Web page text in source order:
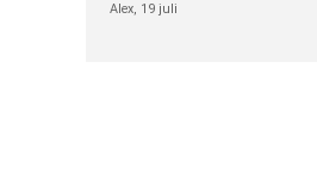
Alex, 19 juli